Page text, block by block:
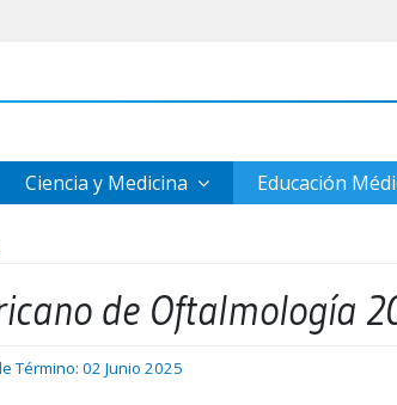
Ciencia y Medicina Educación
de Oftalmología
Término: 02 Junio 2025